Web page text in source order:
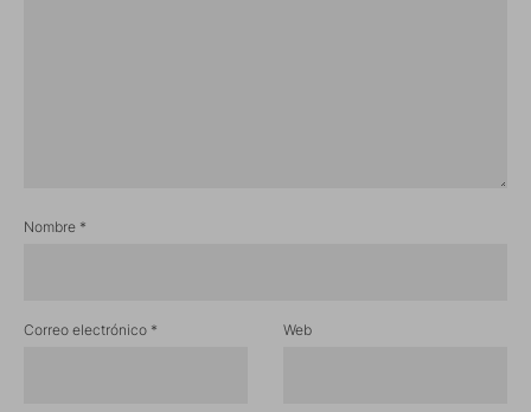
Nombre *
Correo electrónico * Web